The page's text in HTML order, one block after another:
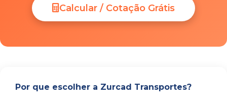
Calcular / Cotação Grátis
Por que escolher a Zurcad Transportes?